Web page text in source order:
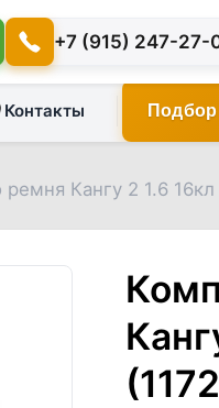
+7 (915) 247-27-
Контакты
Кангу 2 1.6 16кл